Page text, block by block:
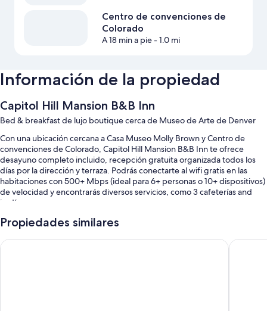
Centro de convenciones de
Colorado
A 18 min a pie- 1.0 mi
Información de la propiedad
Capitol Hill Mansion B&B Inn
Bed & breakfast de lujo boutique cerca de Museo de Arte de Denver
Con una ubicación cercana a Casa Museo Molly Brown y Centro de
convenciones de Colorado, Capitol Hill Mansion B&B Inn te ofrece
desayuno completo incluido, recepción gratuita organizada todos los
días por la dirección y terraza. Podrás conectarte al wifi gratis en las
habitaciones con 500+ Mbps (ideal para 6+ personas o 10+ dispositivos)
de velocidad y encontrarás diversos servicios, como 3 cafeterías and
jardín.
También podrás disfrutar de otros servicios, como:
Estacionamiento gratis
Propiedades similares
Queen Anne Bed And Breakfast Catbird